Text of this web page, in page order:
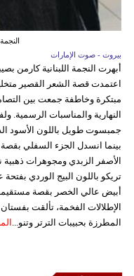
بيروت - صوت الإمارات
أبهرت النجمة اللبنانية كارمن
اعتمدت قصة الشعر القصير
مبتكرة وخاطفة جمعت بين
النهارية والمناسبات الرسمية.
جمبسوت طويل باللون الأسود
بينما انسدل الجزء السفلي
الأصفر الزبدي ومجوهرات
تريكو باللون البيج الوردي
أبيض عالي الخصر بقصة
الإطلالات الفخمة، تألقت
المطرزة بحبيبات الترتر وتنو...